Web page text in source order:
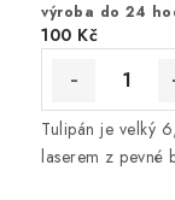
výroba do 24
100 Kč
Tulipán je velký
laserem z pevné